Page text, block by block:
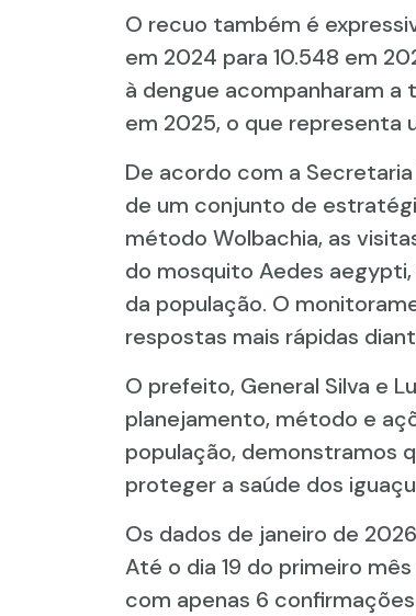
O recuo também é
em 2024 para 10.548 em
à dengue acompanharam a
em 2025, o que representa
De acordo com a
de um conjunto de
método Wolbachia, as
do mosquito Aedes
da população. O
respostas mais rápidas
O prefeito, General Silva e
planejamento, método e
população, demonstramos
proteger a saúde dos
Os dados de janeiro de
Até o dia 19 do primeiro
com apenas 6